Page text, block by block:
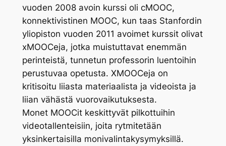
vuoden 2008 avoin kurssi oli cMOOC,
konnektivistinen MOOC, kun taas Stanfordin
yliopiston vuoden 2011 avoimet kurssit olivat
xMOOCeja, jotka muistuttavat enemmän
perinteistä, tunnetun professorin luentoihin
perustuvaa opetusta. XMOOCeja on
kritisoitu liiasta materiaalista ja videoista ja
liian vähästä vuorovaikutuksesta.
Monet MOOCit keskittyvät pilkottuihin
videotallenteisiin, joita rytmitetään
yksinkertaisilla monivalintakysymyksillä.